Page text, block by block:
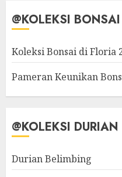
@KOLEKSI BONSAI
Koleksi Bonsai di Floria
Pameran Keunikan
@KOLEKSI DURIAN
Durian Belimbing